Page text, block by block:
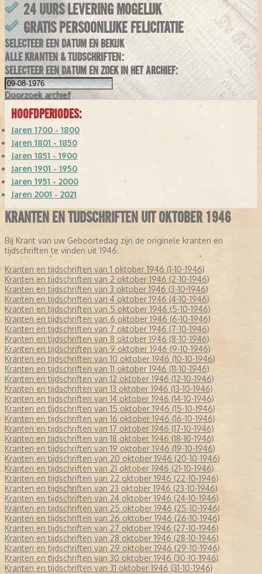
24 UURS LEVERING MOGELIJK
GRATIS PERSOONLIJKE FELICITATIE
SELECTEER EEN DATUM EN BEKIJK
ALLE KRANTEN & TIJDSCHRIFTEN:
SELECTEER EEN DATUM EN ZOEK IN HET ARCHIEF:
Doorzoek archief
HOOFDPERIODES:
Jaren 1700 - 1800
Jaren 1801 - 1850
Jaren 1851 - 1900
Jaren 1901 - 1950
Jaren 1951 - 2000
Jaren 2001 - 2021
KRANTEN EN TIJDSCHRIFTEN UIT OKTOBER 1946
Bij Krant van uw Geboortedag zijn de originele kranten en
tijdschriften te vinden uit 1946.
Kranten en tijdschriften van 1 oktober 1946 (1-10-1946)
Kranten en tijdschriften van 2 oktober 1946 (2-10-1946)
Kranten en tijdschriften van 3 oktober 1946 (3-10-1946)
Kranten en tijdschriften van 4 oktober 1946 (4-10-1946)
Kranten en tijdschriften van 5 oktober 1946 (5-10-1946)
Kranten en tijdschriften van 6 oktober 1946 (6-10-1946)
Kranten en tijdschriften van 7 oktober 1946 (7-10-1946)
Kranten en tijdschriften van 8 oktober 1946 (8-10-1946)
Kranten en tijdschriften van 9 oktober 1946 (9-10-1946)
Kranten en tijdschriften van 10 oktober 1946 (10-10-1946)
Kranten en tijdschriften van 11 oktober 1946 (11-10-1946)
Kranten en tijdschriften van 12 oktober 1946 (12-10-1946)
Kranten en tijdschriften van 13 oktober 1946 (13-10-1946)
Kranten en tijdschriften van 14 oktober 1946 (14-10-1946)
Kranten en tijdschriften van 15 oktober 1946 (15-10-1946)
Kranten en tijdschriften van 16 oktober 1946 (16-10-1946)
Kranten en tijdschriften van 17 oktober 1946 (17-10-1946)
Kranten en tijdschriften van 18 oktober 1946 (18-10-1946)
Kranten en tijdschriften van 19 oktober 1946 (19-10-1946)
Kranten en tijdschriften van 20 oktober 1946 (20-10-1946)
Kranten en tijdschriften van 21 oktober 1946 (21-10-1946)
Kranten en tijdschriften van 22 oktober 1946 (22-10-1946)
Kranten en tijdschriften van 23 oktober 1946 (23-10-1946)
Kranten en tijdschriften van 24 oktober 1946 (24-10-1946)
Kranten en tijdschriften van 25 oktober 1946 (25-10-1946)
Kranten en tijdschriften van 26 oktober 1946 (26-10-1946)
Kranten en tijdschriften van 27 oktober 1946 (27-10-1946)
Kranten en tijdschriften van 28 oktober 1946 (28-10-1946)
Kranten en tijdschriften van 29 oktober 1946 (29-10-1946)
Kranten en tijdschriften van 30 oktober 1946 (30-10-1946)
Kranten en tijdschriften van 31 oktober 1946 (31-10-1946)